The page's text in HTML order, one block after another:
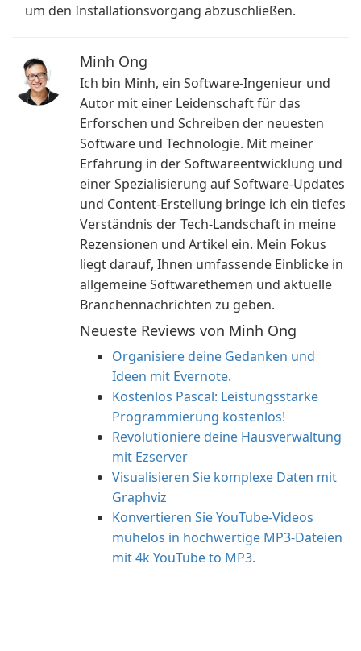
um den Installationsvorgang abzuschließen.
Minh Ong
Ich bin Minh, ein Software-Ingenieur und
Autor mit einer Leidenschaft für das
Erforschen und Schreiben der neuesten
Software und Technologie. Mit meiner
Erfahrung in der Softwareentwicklung und
einer Spezialisierung auf Software-Updates
und Content-Erstellung bringe ich ein tiefes
Verständnis der Tech-Landschaft in meine
Rezensionen und Artikel ein. Mein Fokus
liegt darauf, Ihnen umfassende Einblicke in
allgemeine Softwarethemen und aktuelle
Branchennachrichten zu geben.
Neueste Reviews von Minh Ong
Organisiere deine Gedanken und
Ideen mit Evernote.
Kostenlos Pascal: Leistungsstarke
Programmierung kostenlos!
Revolutioniere deine Hausverwaltung
mit Ezserver
Visualisieren Sie komplexe Daten mit
Graphviz
Konvertieren Sie YouTube-Videos
mühelos in hochwertige MP3-Dateien
mit 4k YouTube to MP3.